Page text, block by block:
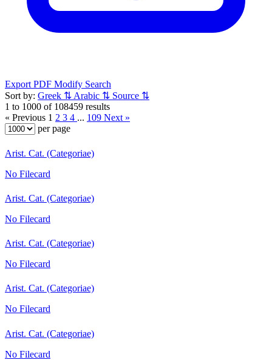
Export PDF Modify Search
Sort by: Greek ⇅ Arabic ⇅ Source ⇅
1 to 1000 of 108459 results
« Previous 1 2 3 4 ... 109 Next »
per page
Arist. Cat. (Categoriae)
No Filecard
Arist. Cat. (Categoriae)
No Filecard
Arist. Cat. (Categoriae)
No Filecard
Arist. Cat. (Categoriae)
No Filecard
Arist. Cat. (Categoriae)
No Filecard